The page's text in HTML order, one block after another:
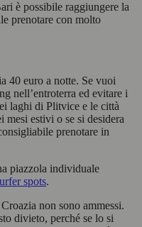
è possibile raggiungere la
prenotare con molto
40 euro a notte. Se vuoi
nell’entroterra ed evitare i
laghi di Plitvice e le città
mesi estivi o se si desidera
prenotare in
piazzola individuale
spots.
non sono ammessi.
divieto, perché se lo si